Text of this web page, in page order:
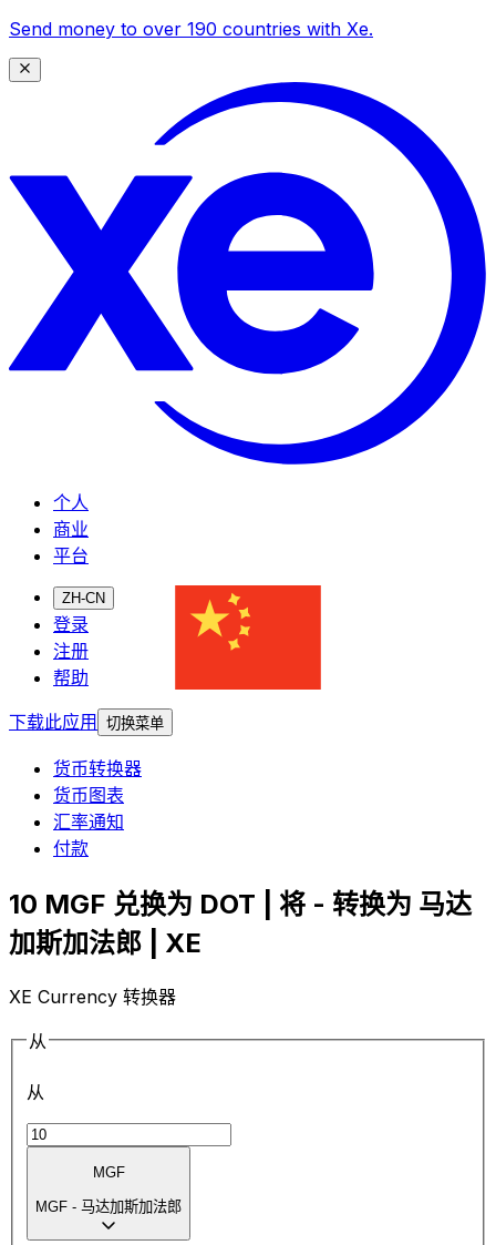
Send money to over 190 countries with Xe.
个人
商业
平台
ZH-CN
登录
注册
帮助
下载此应用
切换菜单
货币转换器
货币图表
汇率通知
付款
10 MGF 兑换为 DOT | 将 - 转换为 马达
加斯加法郎 | XE
XE Currency 转换器
从
从
MGF
MGF - 马达加斯加法郎